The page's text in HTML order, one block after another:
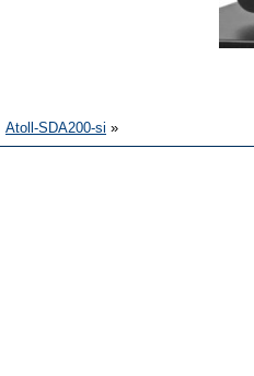
Atoll-SDA200-si »